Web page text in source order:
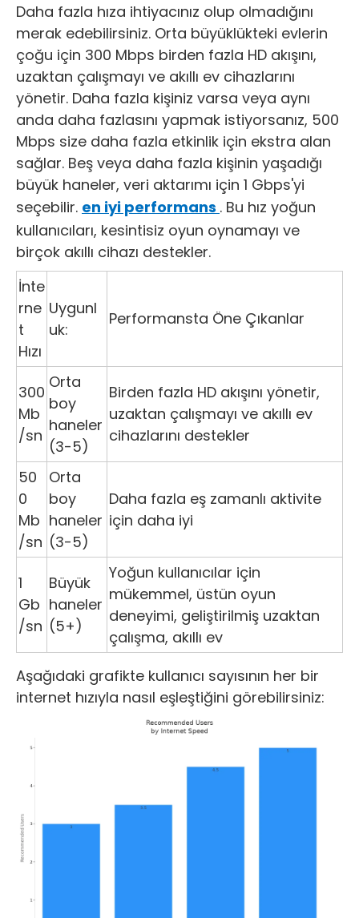
Daha fazla hıza ihtiyacınız olup olmadığını
merak edebilirsiniz. Orta büyüklükteki evlerin
çoğu için 300 Mbps birden fazla HD akışını,
uzaktan çalışmayı ve akıllı ev cihazlarını
yönetir. Daha fazla kişiniz varsa veya aynı
anda daha fazlasını yapmak istiyorsanız, 500
Mbps size daha fazla etkinlik için ekstra alan
sağlar. Beş veya daha fazla kişinin yaşadığı
büyük haneler, veri aktarımı için 1 Gbps'yi
seçebilir. en iyi performans . Bu hız yoğun
kullanıcıları, kesintisiz oyun oynamayı ve
birçok akıllı cihazı destekler.
İnte
rne
t
Hızı
Uygunl
uk:
Performansta Öne Çıkanlar
300
Mb
/sn
Orta
boy
haneler
(3-5)
Birden fazla HD akışını yönetir,
uzaktan çalışmayı ve akıllı ev
cihazlarını destekler
50
0
Mb
/sn
Orta
boy
haneler
(3-5)
Daha fazla eş zamanlı aktivite
için daha iyi
1
Gb
/sn
Büyük
haneler
(5+)
Yoğun kullanıcılar için
mükemmel, üstün oyun
deneyimi, geliştirilmiş uzaktan
çalışma, akıllı ev
Aşağıdaki grafikte kullanıcı sayısının her bir
internet hızıyla nasıl eşleştiğini görebilirsiniz: